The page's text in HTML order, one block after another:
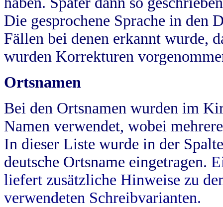
Die gesprochene Sprache in
Fällen bei denen erkannt wurde,
wurden Korrekturen
Ortsnamen
Bei den Ortsnamen wurden im
Namen verwendet, wobei
In dieser Liste wurde in der
deutsche Ortsname eingetragen.
liefert zusätzliche Hinweise zu
verwendeten Schreibvarianten.